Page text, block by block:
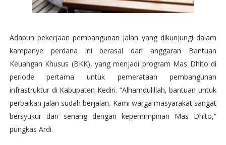
Adapun pekerjaan pembangunan jalan yang dikunjungi dalam
kampanye perdana ini berasal dari anggaran Bantuan
Keuangan Khusus (BKK), yang menjadi program Mas Dhito di
periode pertama untuk pemerataan pembangunan
infrastruktur di Kabupaten Kediri. “Alhamdulillah, bantuan untuk
perbaikan jalan sudah berjalan. Kami warga masyarakat sangat
bersyukur dan senang dengan kepemimpinan Mas Dhito,”
pungkas Ardi.